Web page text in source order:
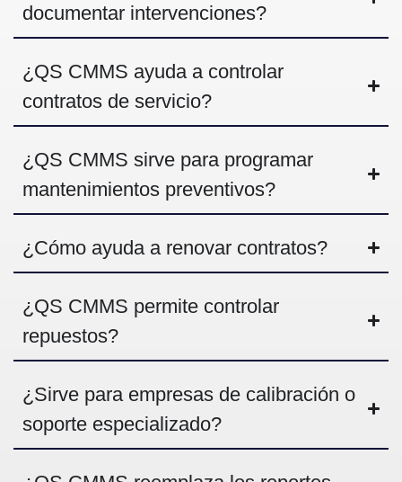
documentar intervenciones?
¿ QS CMMS ayuda a controlar
contratos de servicio?
¿ QS CMMS sirve para programar
mantenimientos preventivos?
¿ Cómo ayuda a renovar contratos?
¿ QS CMMS permite controlar
repuestos?
¿ Sirve para empresas de calibración o
soporte especializado?